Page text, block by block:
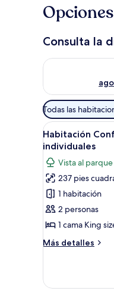
Consulta la
Consulta la
Filtros
disponibles
para
las
habitaciones
Todas las
Abrir
todas
las
fotos
de
Habitación
Confort
con
1
cama
o
50
Habitación
individuales
Vista al parque
237 pies
1 habitación
2 personas
1 cama King
Más detalles
Más
Confort